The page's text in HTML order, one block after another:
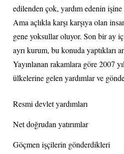
edilenden çok, yardım edenin işine
Ama açlıkla karşı karşıya olan
gene yoksullar oluyor. Son bir ay
ayrı kurum, bu konuda yaptıkları
Yayınlanan rakamlara göre 2007
ülkelerine gelen yardımlar ve
Resmi devlet yardımları
Net doğrudan yatırımlar
Göçmen işçilerin gönderdikleri